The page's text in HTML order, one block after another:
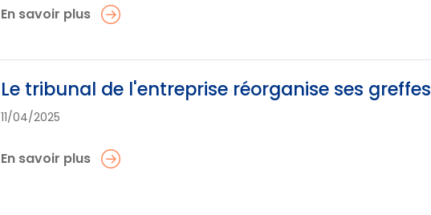
En savoir plus
Le tribunal de l'entreprise réorganise ses greffes
11/04/2025
En savoir plus